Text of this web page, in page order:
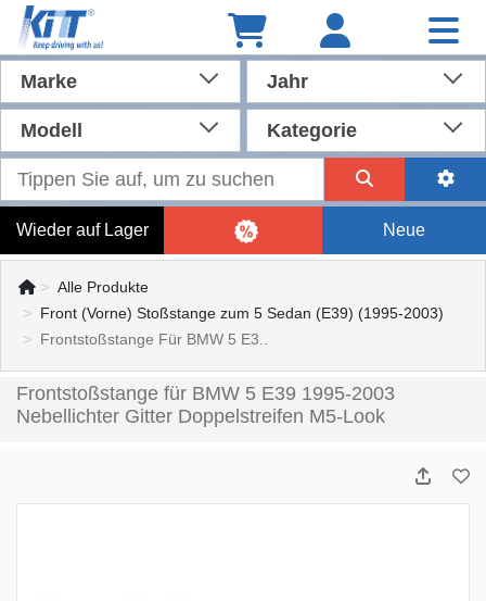
Marke Jahr
Modell Kategorie
Wieder auf Lager Neue
Alle Produkte
Front (Vorne) Stoßstange zum 5 Sedan (E39) (1995-2003)
Frontstoßstange Für BMW 5 E3..
Frontstoßstange für BMW 5 E39 1995-2003
Nebellichter Gitter Doppelstreifen M5-Look